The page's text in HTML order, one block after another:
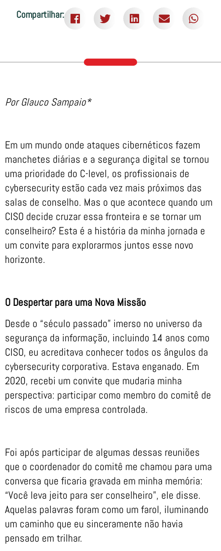
Compartilhar:
Por Glauco Sampaio*
Em um mundo onde ataques cibernéticos fazem
manchetes diárias e a segurança digital se tornou
uma prioridade do C-level, os profissionais de
cybersecurity estão cada vez mais próximos das
salas de conselho. Mas o que acontece quando um
CISO decide cruzar essa fronteira e se tornar um
conselheiro? Esta é a história da minha jornada e
um convite para explorarmos juntos esse novo
horizonte.
O Despertar para uma Nova Missão
Desde o “século passado” imerso no universo da
segurança da informação, incluindo 14 anos como
CISO, eu acreditava conhecer todos os ângulos da
cybersecurity corporativa. Estava enganado. Em
2020, recebi um convite que mudaria minha
perspectiva: participar como membro do comitê de
riscos de uma empresa controlada.
Foi após participar de algumas dessas reuniões
que o coordenador do comitê me chamou para uma
conversa que ficaria gravada em minha memória:
“Você leva jeito para ser conselheiro”, ele disse.
Aquelas palavras foram como um farol, iluminando
um caminho que eu sinceramente não havia
pensado em trilhar.